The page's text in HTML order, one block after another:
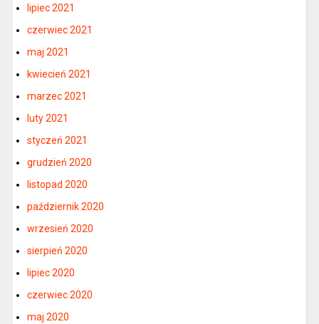
lipiec 2021
czerwiec 2021
maj 2021
kwiecień 2021
marzec 2021
luty 2021
styczeń 2021
grudzień 2020
listopad 2020
październik 2020
wrzesień 2020
sierpień 2020
lipiec 2020
czerwiec 2020
maj 2020